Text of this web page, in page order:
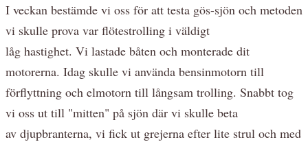
I veckan bestämde vi oss för att testa gös-sjön och metoden
vi skulle prova var flötestrolling i väldigt
låg hastighet. Vi lastade båten och monterade dit
motorerna. Idag skulle vi använda bensinmotorn till
förflyttning och elmotorn till långsam trolling. Snabbt tog
vi oss ut till "mitten" på sjön där vi skulle beta
av djupbranterna, vi fick ut grejerna efter lite strul och med